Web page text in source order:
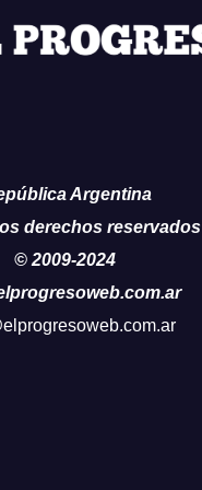
Argentina
derechos reservados
© 2009-2024